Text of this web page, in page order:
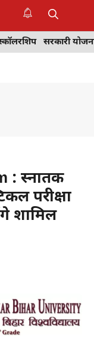
सरकारी
: स्नातक
परीक्षा
शामिल